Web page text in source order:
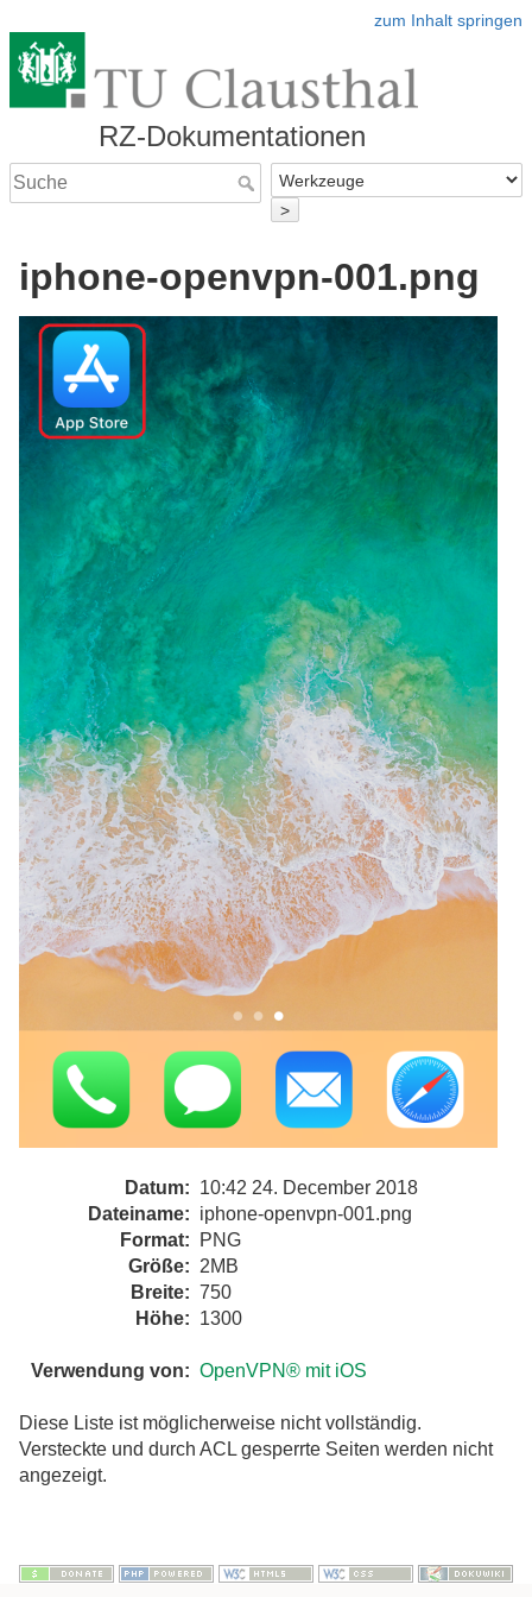
zum Inhalt springen
RZ-Dokumentationen
>
iphone-openvpn-001.png
Datum: 10:42 24. December 2018
Dateiname: iphone-openvpn-001.png
Format:
PNG
Größe: 2MB
Breite: 750
Höhe: 1300
Verwendung von: OpenVPN® mit iOS
Diese Liste ist möglicherweise nicht vollständig.
Versteckte und durch ACL gesperrte Seiten werden nicht
angezeigt.